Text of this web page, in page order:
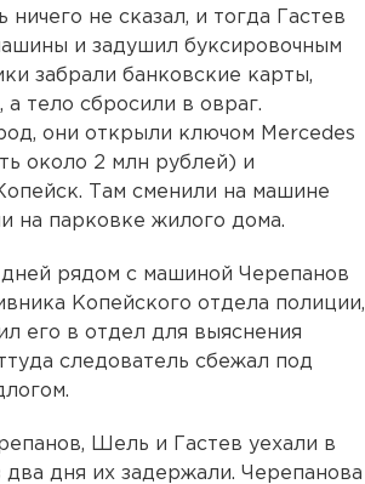
ничего не сказал, и тогда Гастев
и задушил буксировочным
забрали банковские карты,
тело сбросили в овраг.
они открыли ключом Mercedes
около 2 млн рублей) и
Там сменили на машине
на парковке жилого дома.
рядом с машиной Черепанов
Копейского отдела полиции,
его в отдел для выяснения
следователь сбежал под
Шель и Гастев уехали в
два дня их задержали. Черепанова